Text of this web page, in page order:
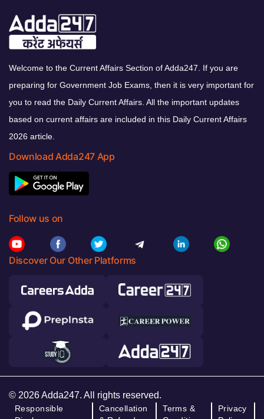
Welcome to the Current Affairs Section of Adda247. If you are
preparing for Government Job Exams, then it is very important for
you to read the Daily Current Affairs. All the important updates
based on current affairs are included in this Daily Current Affairs
2026 article.
Download Adda247 App
Follow us on
Discover Our Other Platforms
© 2026 Adda247. All rights reserved.
Responsible
Cancellation
Terms &
Privacy